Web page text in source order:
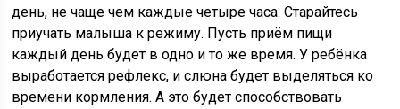
день, не чаще чем каждые четыре часа. Старайтесь
приучать малыша к режиму. Пусть приём пищи
каждый день будет в одно и то же время. У ребёнка
выработается рефлекс, и слюна будет выделяться ко
времени кормления. А это будет способствовать